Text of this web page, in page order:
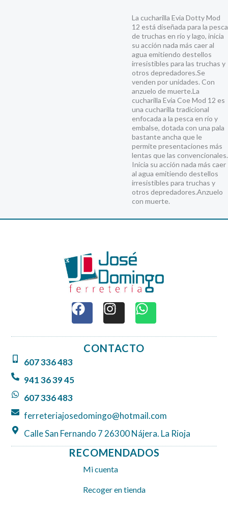
La cucharilla Evia Dotty Mod
12 está diseñada para la pesca
de truchas en río y lago, inicia
su acción nada más caer al
agua emitiendo destellos
irresistibles para las truchas y
otros depredadores.Se
venden por unidades. Con
anzuelo de muerte.La
cucharilla Evia Coe Mod 12 es
una cucharilla tradicional
enfocada a la pesca en río y
embalse, dotada con una pala
bastante ancha que le
permite presentaciones más
lentas que las convencionales.
Inicia su acción nada más caer
al agua emitiendo destellos
irresistibles para truchas y
otros depredadores.Anzuelo
con muerte.
F
a
c
e
b
I
n
s
t
a
W
h
a
t
CONTACTO
607 336 483
941 36 39 45
607 336 483
ferreteriajosedomingo@hotmail.com
Calle San Fernando 7 26300 Nájera. La Rioja
RECOMENDADOS
Mi cuenta
Recoger en tienda